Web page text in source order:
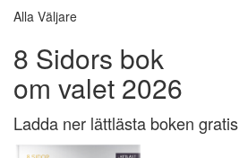
Alla Väljare
8 Sidors bok
om valet 2026
Ladda ner lättlästa boken gratis